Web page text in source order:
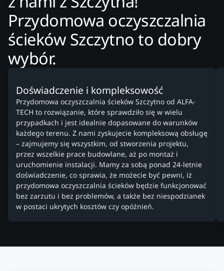
Przydomowa oczyszczalnia
ścieków Szczytno to dobry
wybór.
Doświadczenie i kompleksowość
Przydomowa oczyszczalnia ścieków Szczytno od ALFA-
TECH to rozwiązanie, które sprawdziło się w wielu
przypadkach i jest idealnie dopasowane do warunków
każdego terenu. Z nami zyskujecie kompleksową obsługę
– zajmujemy się wszystkim, od stworzenia projektu,
przez wszelkie prace budowlane, aż po montaż i
uruchomienie instalacji. Mamy za sobą ponad 24-letnie
doświadczenie, co sprawia, że możecie być pewni, iż
przydomowa oczyszczalnia ścieków będzie funkcjonować
bez zarzutu i bez problemów, a także bez niespodzianek
w postaci ukrytych kosztów czy opóźnień.